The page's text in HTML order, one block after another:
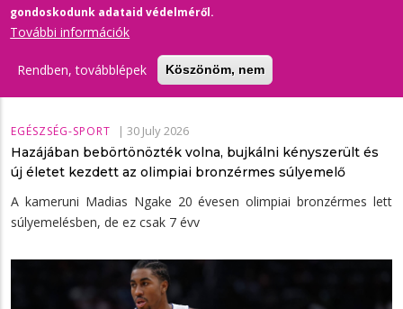
gondoskodunk adataid védelméről.
További információk
Rendben, továbblépek Köszönöm, nem
EGÉSZSÉG-SPORT | 30 July 2026
Hazájában bebörtönözték volna, bujkálni kényszerült és
új életet kezdett az olimpiai bronzérmes súlyemelő
A kameruni Madias Ngake 20 évesen olimpiai bronzérmes lett
súlyemelésben, de ez csak 7 évv